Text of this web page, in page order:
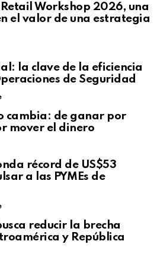
Workshop 2026, una
el valor de una estrategia
la clave de la eficiencia
de Seguridad
cambia: de ganar por
mover el dinero
Safe For Work
to view this post
récord de US$53
a las PYMEs de
reducir la brecha
y República